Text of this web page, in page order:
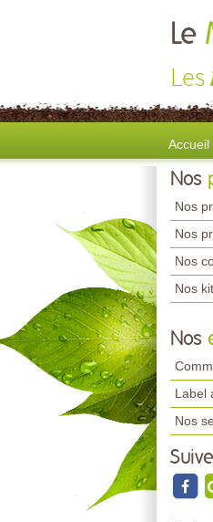
Le
Les
Accueil
Nos
Nos
Nos
Nos
Nos
Nos
Label
Nos